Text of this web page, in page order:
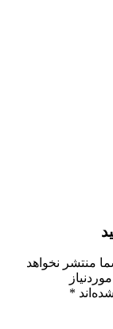
منتشر نخواهد
*